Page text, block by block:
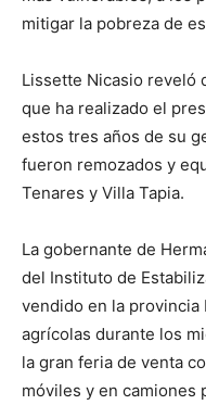
mitigar la pobreza de
Lissette Nicasio reveló
que ha realizado el
estos tres años de su
fueron remozados y
Tenares y Villa Tapia.
La gobernante de
del Instituto de
vendido en la provincia
agrícolas durante los
la gran feria de venta
móviles y en